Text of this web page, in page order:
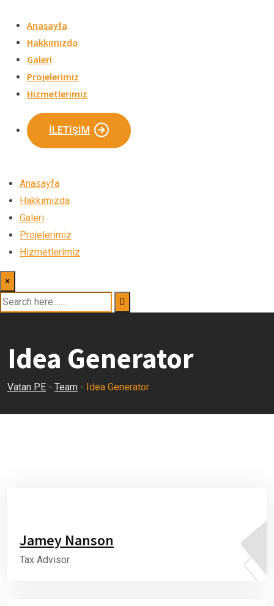
content
Anasayfa
Hakkımızda
Galeri
Projelerimiz
Hizmetlerimiz
İLETIŞIM
Anasayfa
Hakkımızda
Galeri
Projelerimiz
Hizmetlerimiz
×
Idea Generator
Vatan PE - Team - Idea Generator
Jamey Nanson
Tax Advisor